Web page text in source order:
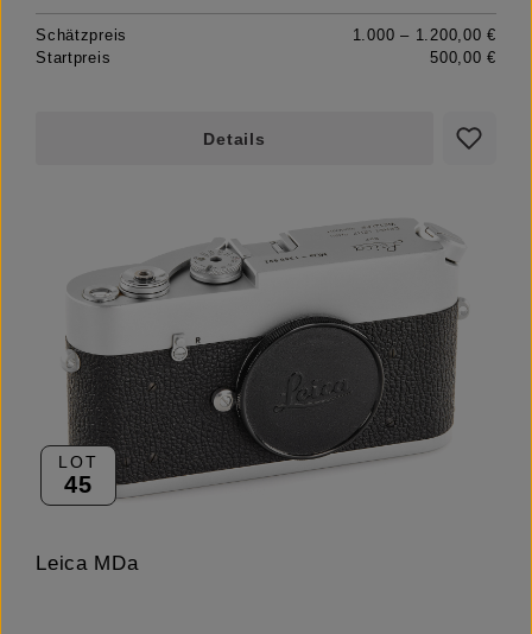
Schätzpreis
1.000 – 1.200,00 €
Startpreis
500,00 €
Details
LOT
45
Leica MDa